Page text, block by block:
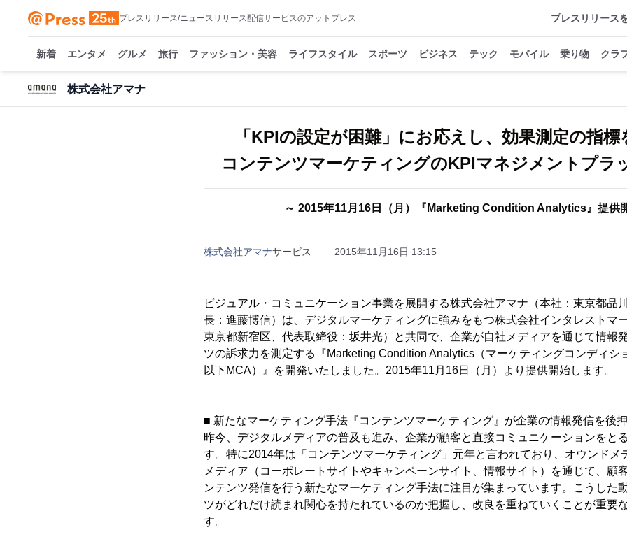
プレスリリース/ニュースリリース配信サービスのアットプレス プレスリリース
新着 エンタメ グルメ 旅行 ファッション・美容 ライフスタイル スポーツ ビジネス テック モバイル 乗り物 クラ
株式会社アマナ
「KPIの設定が困難」にお応えし、効果測定の指
コンテンツマーケティングのKPIマネジメントプラ
～ 2015年11月16日（月）『Marketing Condition Analytics』提供
株式会社アマナサービス 2015年11月16日 13:15
ビジュアル・コミュニケーション事業を展開する株式会社アマナ（本社：東京都品
長：進藤博信）は、デジタルマーケティングに強みをもつ株式会社インタレストマ
東京都新宿区、代表取締役：坂井光）と共同で、企業が自社メディアを通じて情報
ツの訴求力を測定する『Marketing Condition Analytics（マーケティングコンディシ
以下MCA）』を開発いたしました。2015年11月16日（月）より提供開始します。
■ 新たなマーケティング手法『コンテンツマーケティング』が企業の情報発信を後
昨今、デジタルメディアの普及も進み、企業が顧客と直接コミュニケーションをと
す。特に2014年は「コンテンツマーケティング」元年と言われており、オウンドメ
メディア（コーポレートサイトやキャンペーンサイト、情報サイト）を通じて、顧
ンテンツ発信を行う新たなマーケティング手法に注目が集まっています。こうした
ツがどれだけ読まれ関心を持たれているのか把握し、改良を重ねていくことが重要
す。